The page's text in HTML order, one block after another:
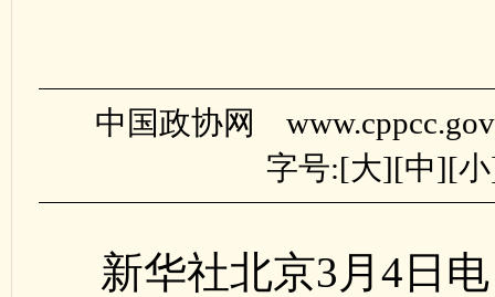
中国政协网
字号:[大][中][小
新华社北京3月4日